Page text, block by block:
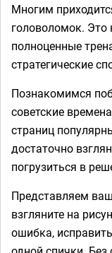
Многим
головоломок. Это
полноценные
стратегические
Познакомимся
советские
страниц
достаточно
погрузиться в
Представляем
взгляните на
ошибка,